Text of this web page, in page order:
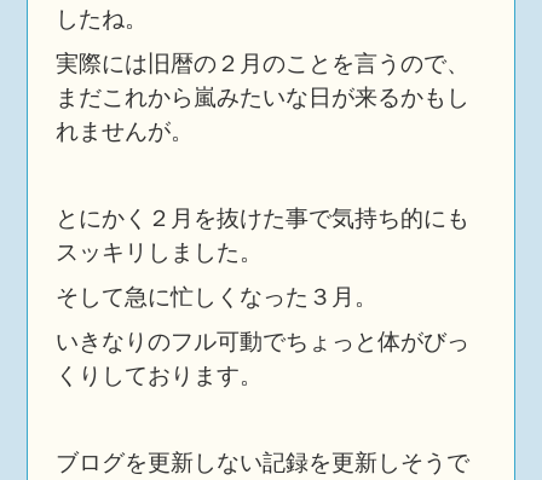
したね。
実際には旧暦の２月のことを言うので、
まだこれから嵐みたいな日が来るかもし
れませんが。
とにかく２月を抜けた事で気持ち的にも
スッキリしました。
そして急に忙しくなった３月。
いきなりのフル可動でちょっと体がびっ
くりしております。
ブログを更新しない記録を更新しそうで